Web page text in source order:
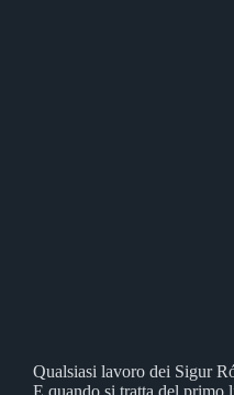
Qualsiasi lavoro dei Sigur